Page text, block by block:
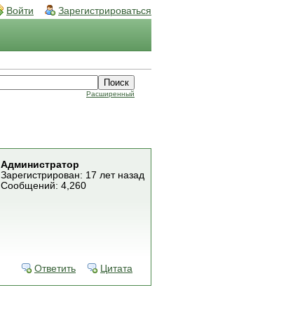
Войти Зарегистрироваться
Расширенный
Администратор
Зарегистрирован: 17 лет назад
Сообщений: 4,260
Ответить Цитата